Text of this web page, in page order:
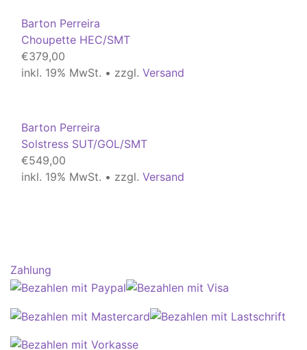
Barton Perreira
Choupette HEC/SMT
€379,00
inkl. 19% MwSt. • zzgl. Versand
Barton Perreira
Solstress SUT/GOL/SMT
€549,00
inkl. 19% MwSt. • zzgl. Versand
Zahlung